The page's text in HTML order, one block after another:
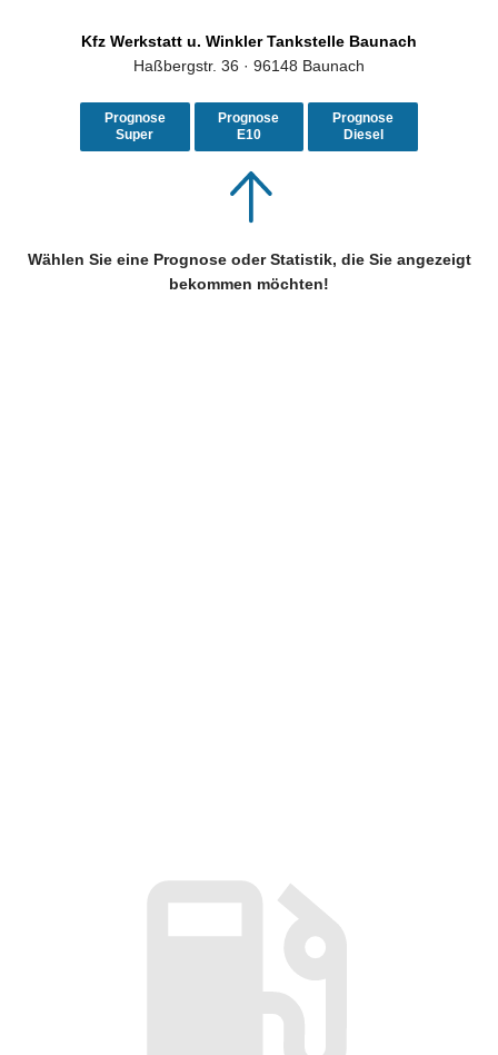
Kfz Werkstatt u. Winkler Tankstelle Baunach
Haßbergstr. 36 · 96148 Baunach
Prognose
Super
Prognose
E10
Prognose
Diesel
Wählen Sie eine Prognose oder Statistik, die Sie angezeigt
bekommen möchten!